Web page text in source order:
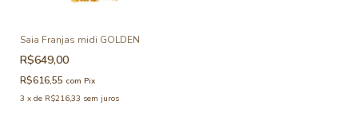
Saia Franjas midi GOLDEN
R$649,00
R$616,55 com Pix
3 x de R$216,33 sem juros